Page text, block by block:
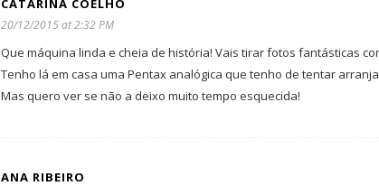
CATARINA COELHO
20/12/2015 at 2:32 PM
Que máquina linda e cheia de história! Vais tirar fotos fantásticas
Tenho lá em casa uma Pentax analógica que tenho de tentar
Mas quero ver se não a deixo muito tempo esquecida!
ANA RIBEIRO